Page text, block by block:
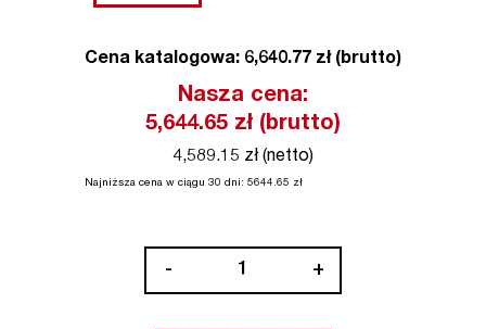
Cena katalogowa: 6,640.77 zł (brutto)
Nasza cena:
5,644.65 zł (brutto)
4,589.15 zł (netto)
Najniższa cena w ciągu 30 dni: 5644.65 zł
- +